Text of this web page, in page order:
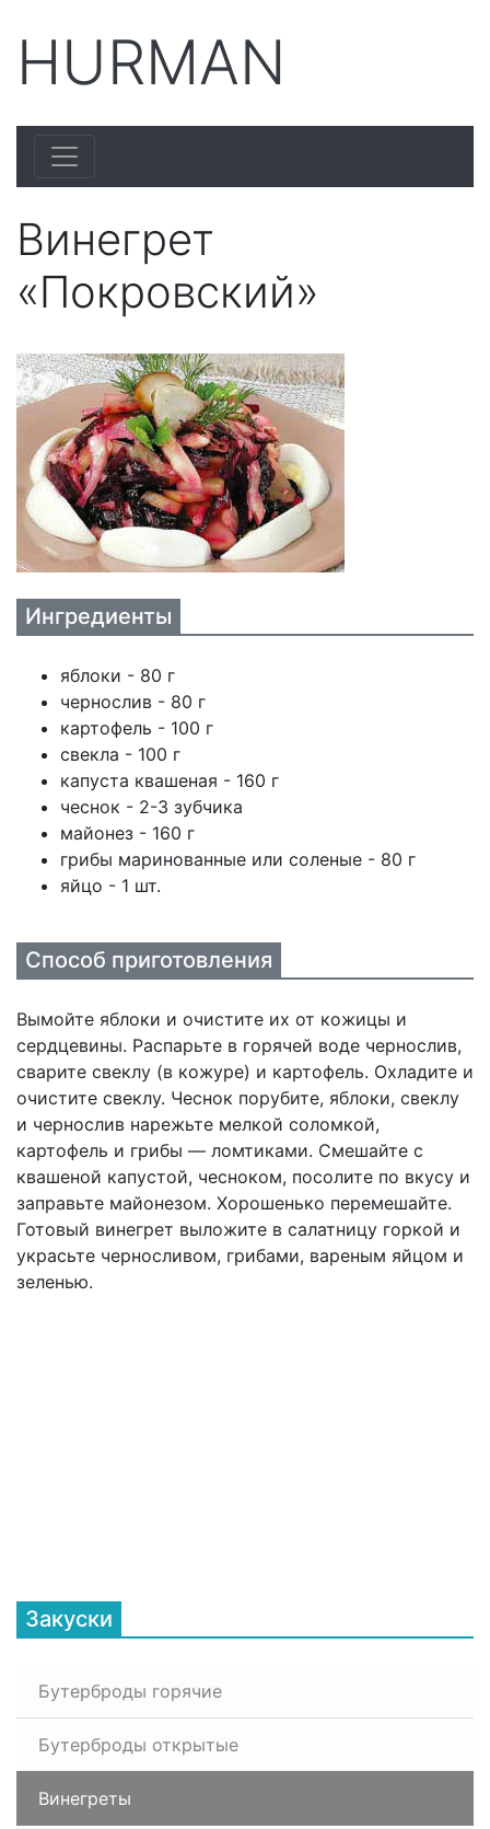
HURMAN
Винегрет
«Покровский»
Ингредиенты
яблоки - 80 г
чернослив - 80 г
картофель - 100 г
свекла - 100 г
капуста квашеная - 160 г
чеснок - 2-3 зубчика
майонез - 160 г
грибы маринованные или соленые - 80 г
яйцо - 1 шт.
Способ приготовления
Вымойте яблоки и очистите их от кожицы и
сердцевины. Распарьте в горячей воде чернослив,
сварите свеклу (в кожуре) и картофель. Охладите и
очистите свеклу. Чеснок порубите, яблоки, свеклу
и чернослив нарежьте мелкой соломкой,
картофель и грибы — ломтиками. Смешайте с
квашеной капустой, чесноком, посолите по вкусу и
заправьте майонезом. Хорошенько перемешайте.
Готовый винегрет выложите в салатницу горкой и
украсьте черносливом, грибами, вареным яйцом и
зеленью.
Закуски
Бутерброды горячие
Бутерброды открытые
Винегреты